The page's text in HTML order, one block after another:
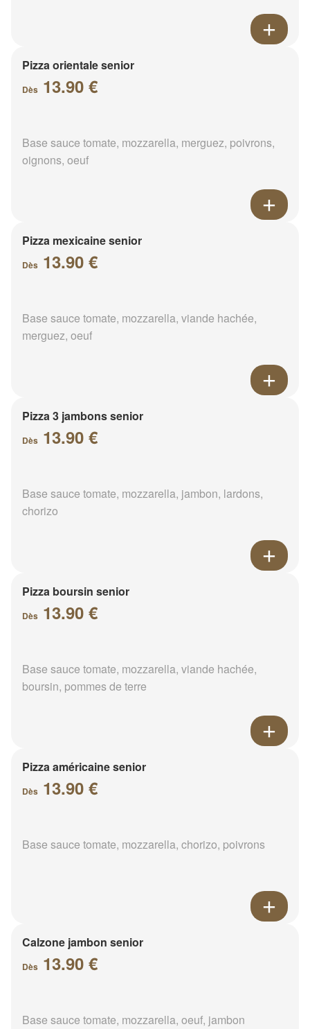
Pizza orientale senior
Dès 13.90 €
Base sauce tomate, mozzarella, merguez, poivrons,
oignons, oeuf
Pizza mexicaine senior
Dès 13.90 €
Base sauce tomate, mozzarella, viande hachée,
merguez, oeuf
Pizza 3 jambons senior
Dès 13.90 €
Base sauce tomate, mozzarella, jambon, lardons,
chorizo
Pizza boursin senior
Dès 13.90 €
Base sauce tomate, mozzarella, viande hachée,
boursin, pommes de terre
Pizza américaine senior
Dès 13.90 €
Base sauce tomate, mozzarella, chorizo, poivrons
Calzone jambon senior
Dès 13.90 €
Base sauce tomate, mozzarella, oeuf, jambon